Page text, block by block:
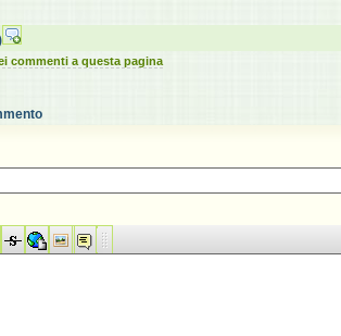
commenti a questa pagina